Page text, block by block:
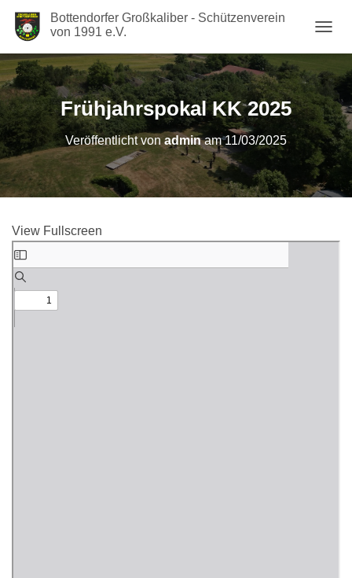
Bottendorfer Großkaliber - Schützenverein
von 1991 e.V.
A
G
A
T
I
O
N
U
Frühjahrspokal KK 2025
Veröffentlicht vonadminam11/03/2025
View Fullscreen
Zum
PDF-
Inhalt
springen